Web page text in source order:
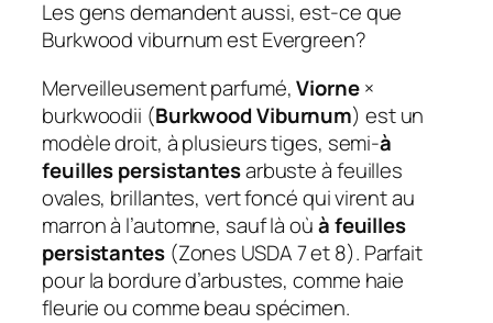
Les gens demandent aussi, est-ce que
Burkwood viburnum est Evergreen?
Merveilleusement parfumé,Viorne×
burkwoodii (Burkwood Viburnum) est un
modèle droit, à plusieurs tiges, semi-à
feuilles persistantesarbuste à feuilles
ovales, brillantes, vert foncé qui virent au
marron à l’automne, sauf là oùà feuilles
persistantes(Zones USDA 7 et 8). Parfait
pour la bordure d’arbustes, comme haie
fleurie ou comme beau spécimen.